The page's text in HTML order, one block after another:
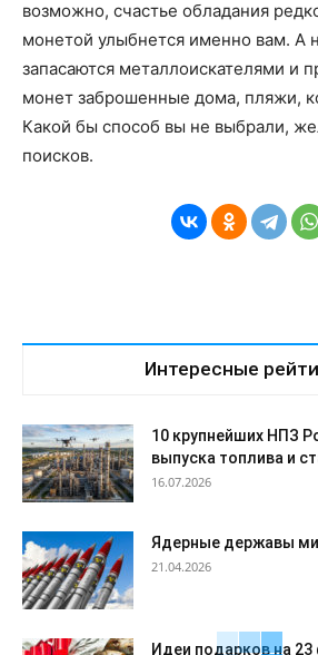
возможно, счастье обладания
монетой улыбнется именно вам. А
запасаются металлоискателями и
монет заброшенные дома, пляжи,
Какой бы способ вы не выбрали,
поисков.
Интересные
10 крупнейших НПЗ
выпуска топлива и
16.07.2026
Ядерные державы
21.04.2026
Идеи подарков на 23